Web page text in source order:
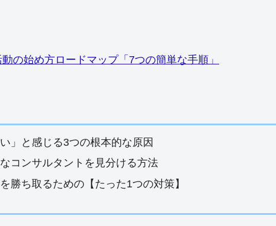
の始め方ロードマップ「7つの簡単な手順」
」と感じる3つの根本的な原因
コンサルタントを見分ける方法
勝ち取るための【たった1つの対策】